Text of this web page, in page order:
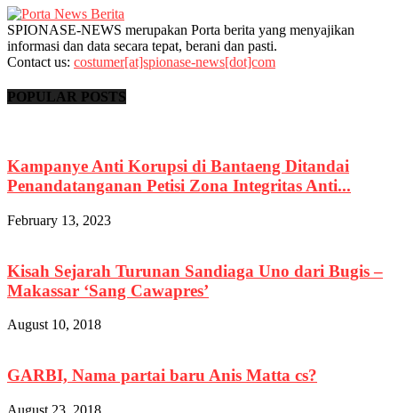
SPIONASE-NEWS merupakan Porta berita yang menyajikan
informasi dan data secara tepat, berani dan pasti.
Contact us: costumer[at]spionase-news[dot]com
POPULAR POSTS
Kampanye Anti Korupsi di Bantaeng Ditandai
Penandatanganan Petisi Zona Integritas Anti...
February 13, 2023
Kisah Sejarah Turunan Sandiaga Uno dari Bugis –
Makassar ‘Sang Cawapres’
August 10, 2018
GARBI, Nama partai baru Anis Matta cs?
August 23, 2018